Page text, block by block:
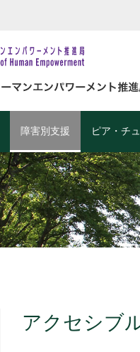
障害別支援 ピア・チ
アクセシブ